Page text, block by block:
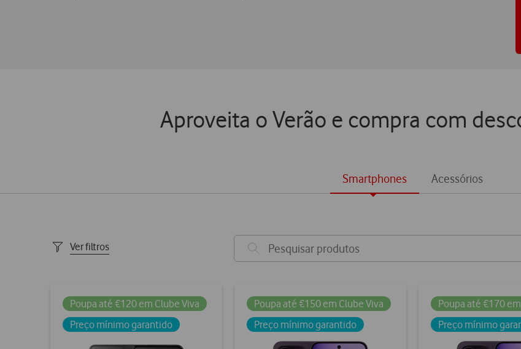
Aproveita o Verão e compra com
Smartphones Acessórios
Ver filtros
Poupa até €120 em Clube Viva
Preço mínimo garantido
Poupa até €150 em Clube Viva
Preço mínimo garantido
Poupa até €170
Preço mínimo